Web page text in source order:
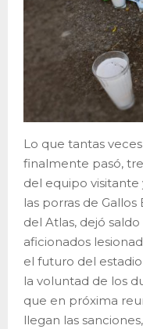
Lo que tantas
finalmente pasó,
del equipo visitante
las porras de
del Atlas, dejó
aficionados
el futuro del
la voluntad de los
que en próxima
llegan las